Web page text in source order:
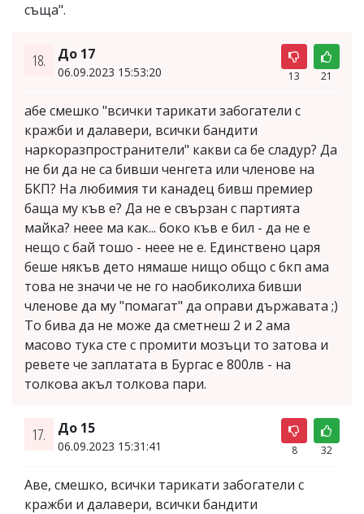
съща".
18. До 17
06.09.2023 15:53:20 13 21
абе смешко "всички тарикати забогатели с
кражби и далавери, всички бандити
наркоразпространители" какви са бе сладур? Да
не би да не са бивши ченгета или членове на
БКП? На любимия ти канадец бивш премиер
баща му къв е? Да не е свързан с партията
майка? неее ма как... боко къв е бил - да не е
нещо с бай тошо - неее не е. Единствено царя
беше някъв дето нямаше нищо общо с бкп ама
това не значи че не го наобиколиха бивши
членове да му "помагат" да оправи държавата ;)
То бива да не може да сметнеш 2 и 2 ама
масово тука сте с промити мозъци то затова и
ревете че заплатата в Бургас е 800лв - на
толкова акъл толкова пари.
17. До 15
06.09.2023 15:31:41 8 32
Аве, смешко, всички тарикати забогатели с
кражби и далавери, всички бандити